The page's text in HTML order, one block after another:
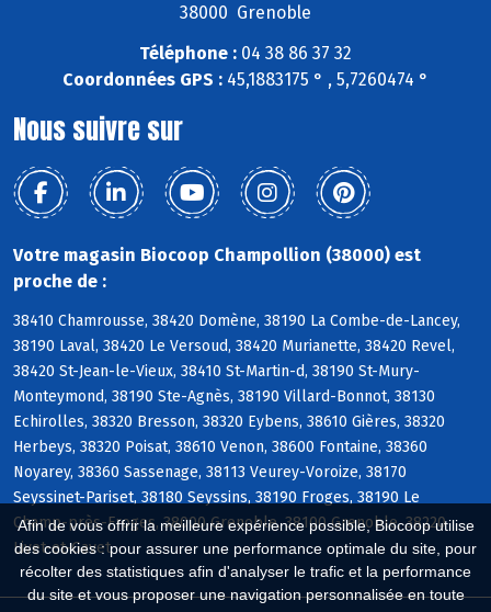
Afin de vous offrir la meilleure expérience possible, Biocoop utilise
des cookies : pour assurer une performance optimale du site, pour
récolter des statistiques afin d'analyser le trafic et la performance
du site et vous proposer une navigation personnalisée en toute
38000 Grenoble
Téléphone : 04 38 86 37 32
Coordonnées GPS : 45,1883175 ° , 5,7260474 °
Nous suivre sur
Votre magasin Biocoop Champollion (38000) est
proche de :
38410 Chamrousse, 38420 Domène, 38190 La Combe-de-Lancey,
38190 Laval, 38420 Le Versoud, 38420 Murianette, 38420 Revel,
38420 St-Jean-le-Vieux, 38410 St-Martin-d, 38190 St-Mury-
Monteymond, 38190 Ste-Agnès, 38190 Villard-Bonnot, 38130
Echirolles, 38320 Bresson, 38320 Eybens, 38610 Gières, 38320
Herbeys, 38320 Poisat, 38610 Venon, 38600 Fontaine, 38360
Noyarey, 38360 Sassenage, 38113 Veurey-Voroize, 38170
Seyssinet-Pariset, 38180 Seyssins, 38190 Froges, 38190 Le
Champ-près-Froges, 38000 Grenoble, 38100 Grenoble, 38220
Livet-et-Gavet